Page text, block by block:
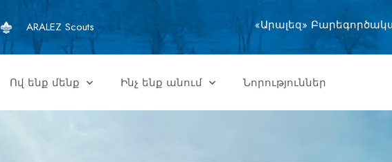
ARALEZ Scouts «Արալեզ»
Ով ենք մենք Ինչ ենք անում Նորություններ